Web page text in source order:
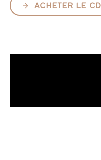
ACHETER LE CD